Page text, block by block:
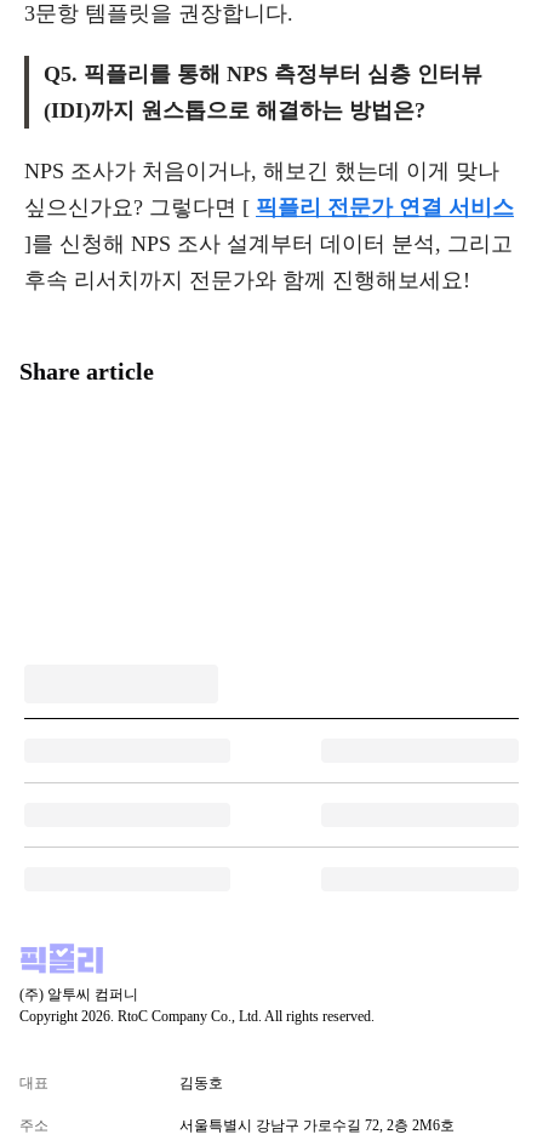
3문항 템플릿을 권장합니다.
Q5. 픽플리를 통해 NPS 측정부터 심층 인터뷰
(IDI)까지 원스톱으로 해결하는 방법은?
NPS 조사가 처음이거나, 해보긴 했는데 이게 맞나
싶으신가요? 그렇다면 [ 픽플리 전문가 연결 서비스
]를 신청해 NPS 조사 설계부터 데이터 분석, 그리고
후속 리서치까지 전문가와 함께 진행해보세요!
Share article
(주) 알투씨 컴퍼니
Copyright 2026. RtoC Company Co., Ltd. All rights reserved.
대표 김동호
주소 서울특별시 강남구 가로수길 72, 2층 2M6호